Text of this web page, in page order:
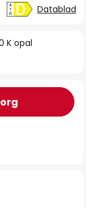
K opal
Datablad